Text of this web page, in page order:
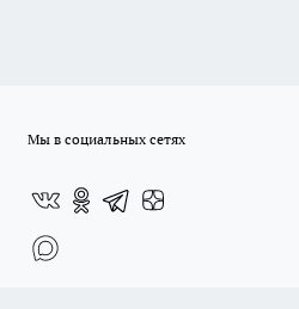
Мы в социальных сетях